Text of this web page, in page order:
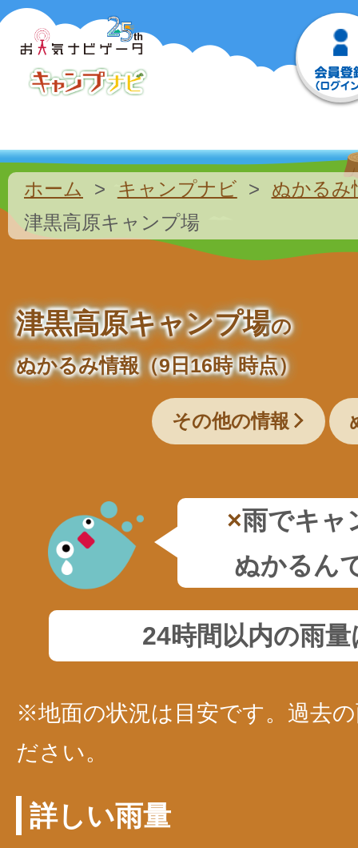
ホーム キャンプナビ
ぬかるみ
津黒高原キャンプ場
津黒高原キャンプ場の
ぬかるみ情報（9日16時 時点）
その他の情報
×雨でキャ
ぬかるん
24時間以内の雨
※地面の状況は目安です。過去
ださい。
詳しい雨量